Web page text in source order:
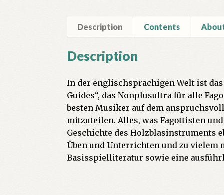
Description Contents
Description
In der englischsprachigen Welt ist
Guides“, das Nonplusultra für alle
besten Musiker auf dem
mitzuteilen. Alles, was Fagottisten
Geschichte des Holzblasinstruments
Üben und Unterrichten und zu vielem
Basisspielliteratur sowie eine